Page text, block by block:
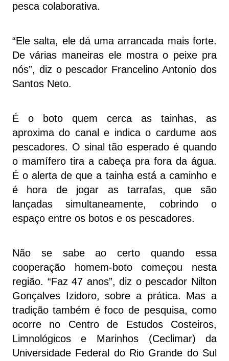
pesca colaborativa.
“Ele salta, ele dá uma arrancada mais forte.
De várias maneiras ele mostra o peixe pra
nós”, diz o pescador Francelino Antonio dos
Santos Neto.
É o boto quem cerca as tainhas, as
aproxima do canal e indica o cardume aos
pescadores. O sinal tão esperado é quando
o mamífero tira a cabeça pra fora da água.
É o alerta de que a tainha está a caminho e
é hora de jogar as tarrafas, que são
lançadas simultaneamente, cobrindo o
espaço entre os botos e os pescadores.
Não se sabe ao certo quando essa
cooperação homem-boto começou nesta
região. “Faz 47 anos”, diz o pescador Nilton
Gonçalves Izidoro, sobre a prática. Mas a
tradição também é foco de pesquisa, como
ocorre no Centro de Estudos Costeiros,
Limnológicos e Marinhos (Ceclimar) da
Universidade Federal do Rio Grande do Sul